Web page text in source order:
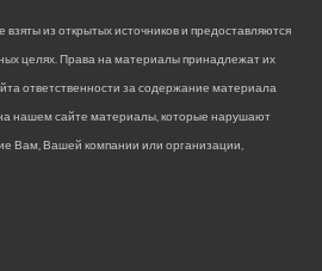
из открытых источников и предоставляются
целях. Права на материалы принадлежат их
ответственности за содержание материала
нашем сайте материалы, которые нарушают
Вам, Вашей компании или организации,